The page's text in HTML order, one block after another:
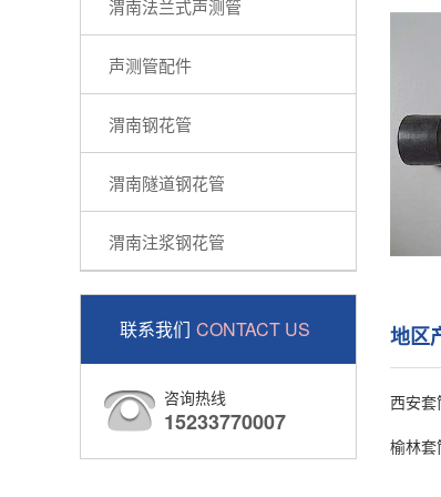
渭南法兰式声测管
声测管配件
渭南钢花管
渭南隧道钢花管
渭南注浆钢花管
联系我们 CONTACT US
咨询热线
15233770007
地区
西安
榆林